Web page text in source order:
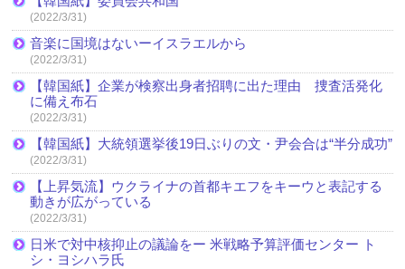
(2022/3/31)
音楽に国境はないーイスラエルから
(2022/3/31)
【韓国紙】企業が検察出身者招聘に出た理由 捜査活発化
に備え布石
(2022/3/31)
【韓国紙】大統領選挙後19日ぶりの文・尹会合は“半分成功”
(2022/3/31)
【上昇気流】ウクライナの首都キエフをキーウと表記する
動きが広がっている
(2022/3/31)
日米で対中核抑止の議論をー 米戦略予算評価センター ト
シ・ヨシハラ氏